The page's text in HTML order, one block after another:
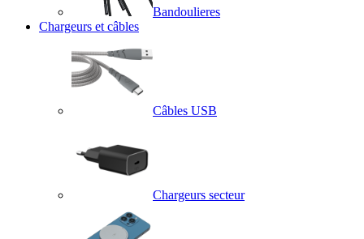
Bandoulieres
Chargeurs et câbles
Câbles USB
Chargeurs secteur